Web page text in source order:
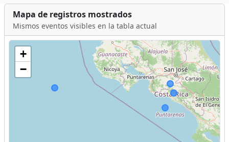
Mapa de registros mostrados
Mismos eventos visibles en la tabla actual
+
−